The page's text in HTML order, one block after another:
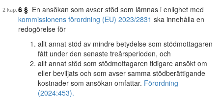
6 § En ansökan som avser stöd som lämnas i enlighet med
kommissionens förordning (EU) 2023/2831 ska innehålla en
redogörelse för
allt annat stöd av mindre betydelse som stödmottagaren
fått under den senaste treårsperioden, och
allt annat stöd som stödmottagaren tidigare ansökt om
eller beviljats och som avser samma stödberättigande
kostnader som ansökan omfattar. Förordning
(2024:453).